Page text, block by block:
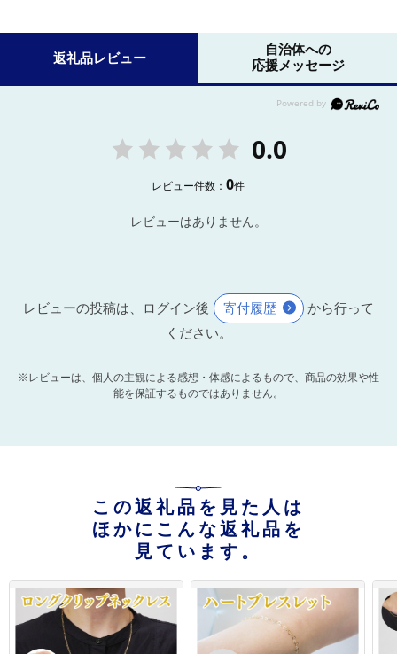
返礼品レビュー
自治体への
応援メッセージ
0.0
レビュー件数：0件
レビューはありません。
レビューの投稿は、ログイン後 寄付履歴
から行って
ください。
※レビューは、個人の主観による感想・体感によるもので、商品の効果や性
能を保証するものではありません。
この返礼品を見た人は
ほかにこんな返礼品を
見ています。